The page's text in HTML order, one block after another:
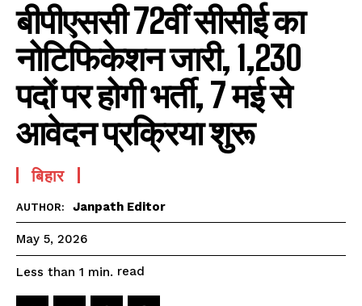
बीपीएससी 72वीं सीसीई का
नोटिफिकेशन जारी, 1,230
पदों पर होगी भर्ती, 7 मई से
आवेदन प्रक्रिया शुरू
बिहार
AUTHOR: Janpath Editor
May 5, 2026
Less than 1 min. read